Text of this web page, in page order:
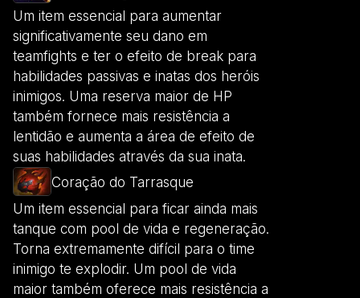
Um item essencial para aumentar
significativamente seu dano em
teamfights e ter o efeito de break para
habilidades passivas e inatas dos heróis
inimigos. Uma reserva maior de HP
também fornece mais resistência a
lentidão e aumenta a área de efeito de
suas habilidades através da sua inata.
Coração do Tarrasque
Um item essencial para ficar ainda mais
tanque com pool de vida e regeneração.
Torna extremamente difícil para o time
inimigo te explodir. Um pool de vida
maior também oferece mais resistência a